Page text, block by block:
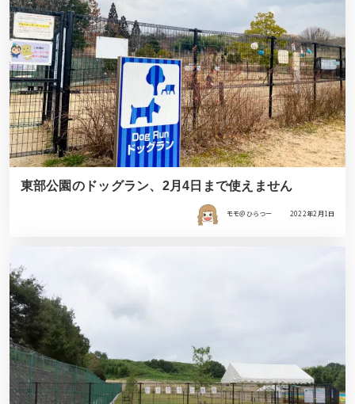
東部公園のドッグラン、2月4日まで使えません
モモ＠ひらつー 2022年2月1日